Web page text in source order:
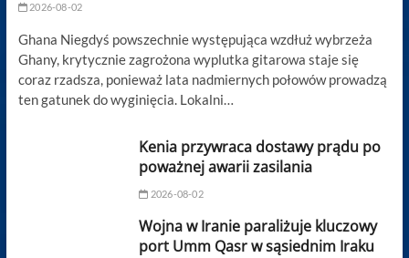
2026-08-02
Ghana Niegdyś powszechnie występująca wzdłuż wybrzeża
Ghany, krytycznie zagrożona wyplutka gitarowa staje się
coraz rzadsza, ponieważ lata nadmiernych połowów prowadzą
ten gatunek do wyginięcia. Lokalni…
Kenia przywraca dostawy prądu po
poważnej awarii zasilania
2026-08-02
Wojna w Iranie paraliżuje kluczowy
port Umm Qasr w sąsiednim Iraku